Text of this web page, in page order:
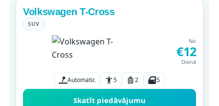
Volkswagen T-Cross
SUV
No
€12
Dienā
Automatic 5 2 5
Skatīt piedāvājumu